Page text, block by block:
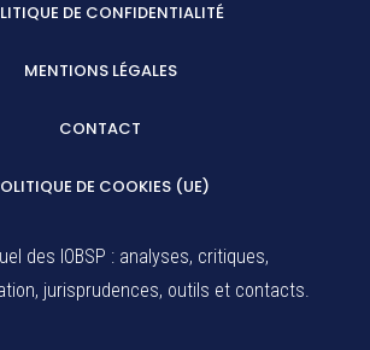
DE CONFIDENTIALITÉ
MENTIONS LÉGALES
CONTACT
DE COOKIES (UE)
des IOBSP : analyses, critiques,
jurisprudences, outils et contacts.